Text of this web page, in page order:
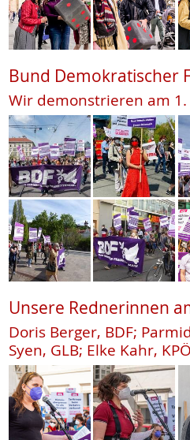
Bund Demokratischer
Wir demonstrieren am 1.
Unsere Rednerinnen
Doris Berger, BDF;
Syen, GLB; Elke Kahr, KPÖ